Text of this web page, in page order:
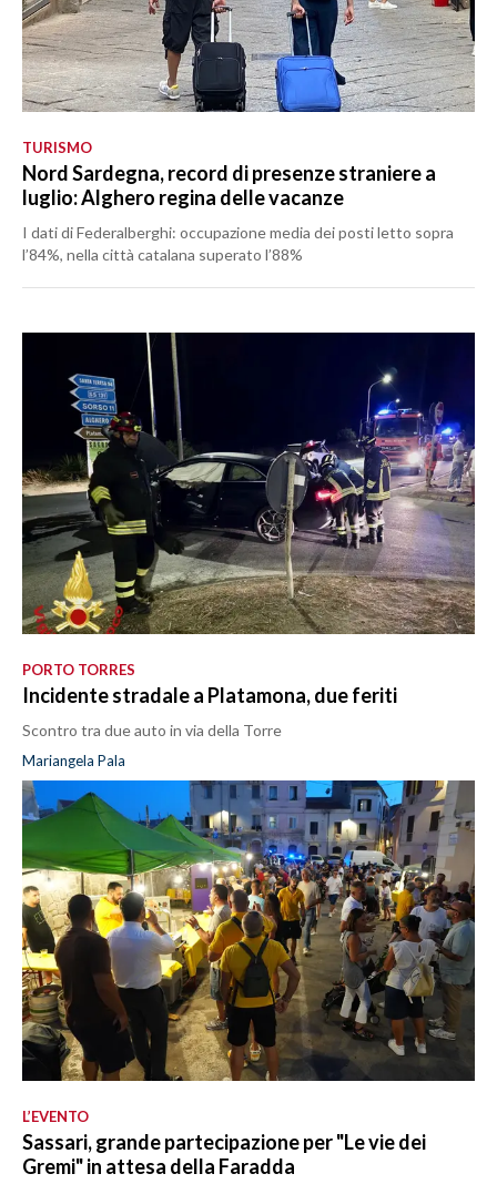
TURISMO
Nord Sardegna, record di presenze straniere a
luglio: Alghero regina delle vacanze
I dati di Federalberghi: occupazione media dei posti letto sopra
l’84%, nella città catalana superato l’88%
PORTO TORRES
Incidente stradale a Platamona, due feriti
Scontro tra due auto in via della Torre
Mariangela Pala
L’EVENTO
Sassari, grande partecipazione per "Le vie dei
Gremi" in attesa della Faradda